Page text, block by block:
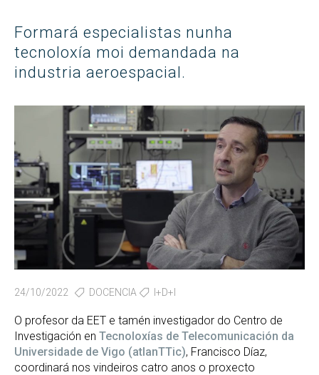
Formará especialistas nunha
tecnoloxía moi demandada na
industria aeroespacial.
24/10/2022 DOCENCIA I+D+I
O profesor da EET e tamén investigador do Centro de
Investigación en Tecnoloxías de Telecomunicación da
Universidade de Vigo (atlanTTic), Francisco Díaz,
coordinará nos vindeiros catro anos o proxecto